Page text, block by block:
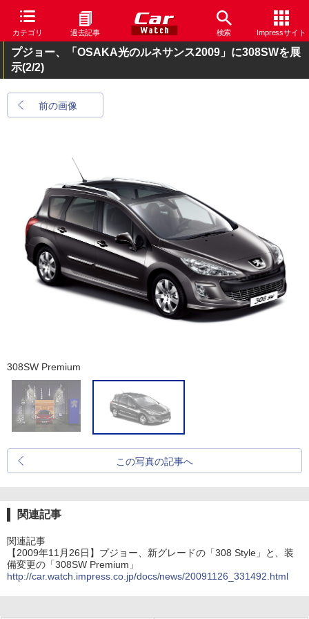
カテゴリ 過去記事 検索 Impressサイト
プジョー、「OSAKA光のルネサンス2009」に308SWを展
示(2/2)
前の画像
308SW Premium
この写真の記事へ
関連記事
関連記事
【2009年11月26日】プジョー、新グレードの「308 Style」と、装
備変更の「308SW Premium」
http://car.watch.impress.co.jp/docs/news/20091126_331492.html